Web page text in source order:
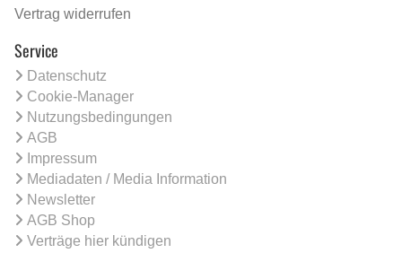
Vertrag widerrufen
Service
Datenschutz
Cookie-Manager
Nutzungsbedingungen
AGB
Impressum
Mediadaten / Media Information
Newsletter
AGB Shop
Verträge hier kündigen